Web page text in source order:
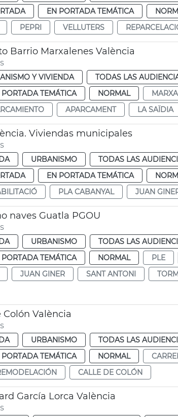
EN PORTADA TEMÁTICA
PEPRI VELLUTERS
Barrio Marxalenes València
Y VIVIENDA TODAS LAS
PORTADA TEMÁTICA NORMAL
APARCAMENT LA SAÏDIA
Viviendas municipales
URBANISMO TODAS LAS
EN PORTADA TEMÁTICA
PLA CABANYAL JUAN
naves Guatla PGOU
URBANISMO TODAS LAS
PORTADA TEMÁTICA NORMAL PLE
JUAN GINER SANT ANTONI
València
URBANISMO TODAS LAS
PORTADA TEMÁTICA NORMAL
CALLE DE COLÓN
García Lorca València